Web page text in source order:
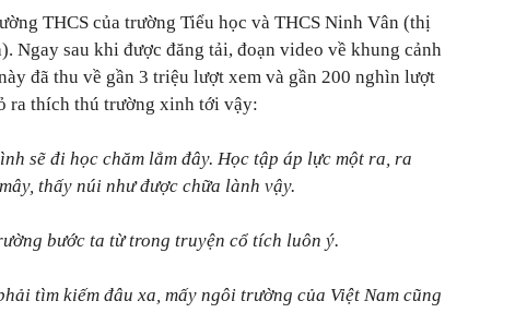
THCS của trường Tiểu học và THCS Ninh Vân (thị
Ngay sau khi được đăng tải, đoạn video về khung cảnh
đã thu về gần 3 triệu lượt xem và gần 200 nghìn lượt
ra thích thú trường xinh tới vậy:
sẽ đi học chăm lắm đây. Học tập áp lực một ra, ra
thấy núi như được chữa lành vậy.
bước ta từ trong truyện cổ tích luôn ý.
tìm kiếm đâu xa, mấy ngôi trường của Việt Nam cũng